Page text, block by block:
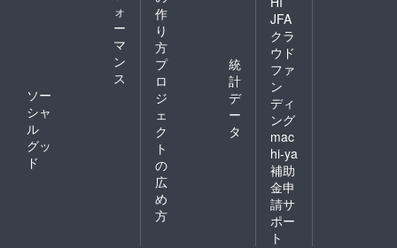
ォ
ー
マ
ン
ス
ソー
シャ
ル
グッ
ド
作
り
方
プ
ロ
ジ
ェ
ク
ト
の
広
め
方
統
計
デ
ー
タ
JFA
クラ
ウド
ファ
ン
ディ
ング
mac
hi-ya
補助
金申
請サ
ポー
ト